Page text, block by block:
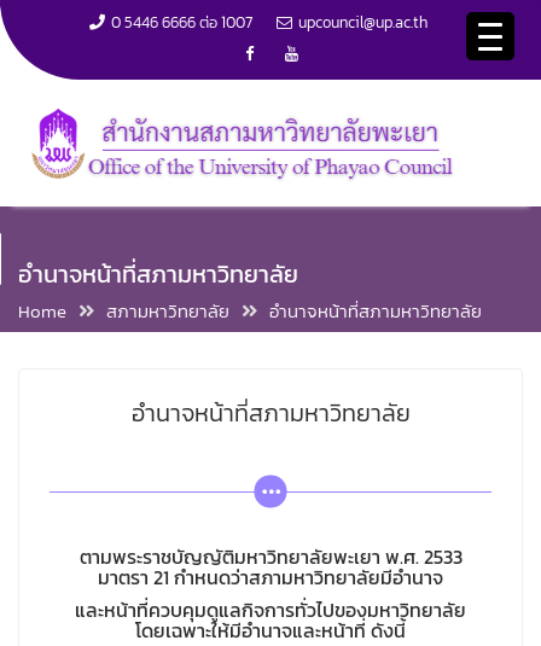
k
p
o
0 5446 6666 ต่อ 1007 upcouncil@up.ac.th
อำนาจหน้าที่สภามหาวิทยาลัย
Home สภามหาวิทยาลัย อำนาจหน้าที่สภามหาวิทยาลัย
อำนาจหน้าที่สภามหาวิทยาลัย
ตามพระราชบัญญัติมหาวิทยาลัยพะเยา พ.ศ. 2533
มาตรา 21 กำหนดว่าสภามหาวิทยาลัยมีอำนาจ
และหน้าที่ควบคุมดูแลกิจการทั่วไปของมหาวิทยาลัย
โดยเฉพาะให้มีอำนาจและหน้าที่ ดังนี้